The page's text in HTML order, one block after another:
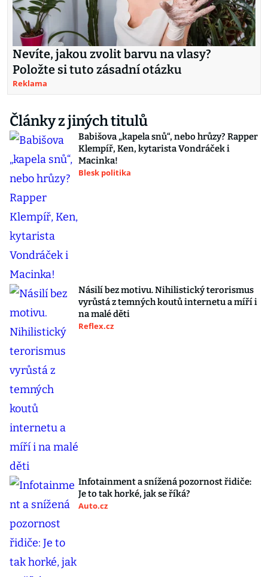
Nevíte, jakou zvolit barvu na vlasy?
Položte si tuto zásadní otázku
Reklama
Články z jiných titulů
Babišova „kapela snů“, nebo hrůzy? Rapper
Klempíř, Ken, kytarista Vondráček i
Macinka!
Blesk politika
Násilí bez motivu. Nihilistický terorismus
vyrůstá z temných koutů internetu a míří i
na malé děti
Reflex.cz
Infotainment a snížená pozornost řidiče:
Je to tak horké, jak se říká?
Auto.cz